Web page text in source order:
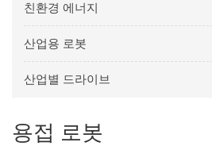
친환경 에너지
산업용 로봇
산업별 드라이브
용접 로봇